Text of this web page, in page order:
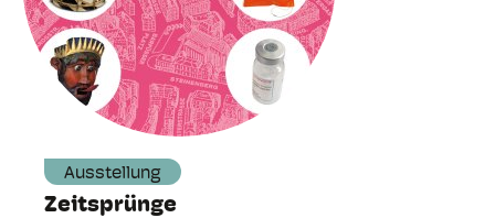
Ausstellung
Zeitsprünge